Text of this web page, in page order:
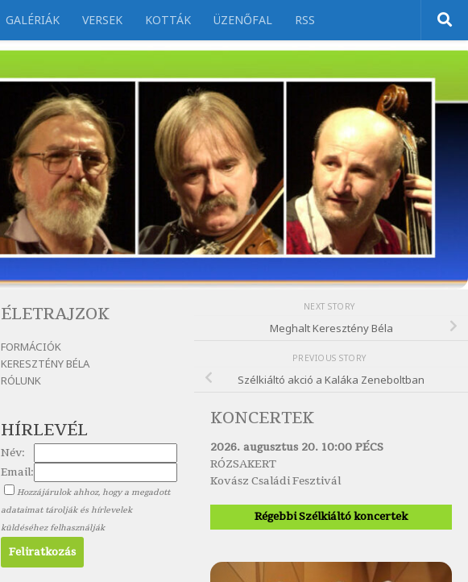
GALÉRIÁK VERSEK KOTTÁK ÜZENŐFAL RSS
NEXT STORY
Meghalt Keresztény Béla
PREVIOUS STORY
Szélkiáltó akció a Kaláka Zeneboltban
KONCERTEK
2026. augusztus 20. 10:00 PÉCS
RÓZSAKERT
Kovász Családi Fesztivál
Régebbi Szélkiáltó koncertek
ÉLETRAJZOK
FORMÁCIÓK
KERESZTÉNY BÉLA
RÓLUNK
HÍRLEVÉL
Név:
Email:
Hozzájárulok ahhoz, hogy a megadott
adataimat tárolják és hírlevelek
küldéséhez felhasználják